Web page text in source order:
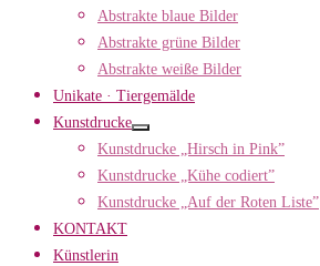
Abstrakte blaue Bilder
Abstrakte grüne Bilder
Abstrakte weiße Bilder
Unikate · Tiergemälde
Kunstdrucke
Kunstdrucke „Hirsch in Pink”
Kunstdrucke „Kühe codiert”
Kunstdrucke „Auf der Roten Liste”
KONTAKT
Künstlerin